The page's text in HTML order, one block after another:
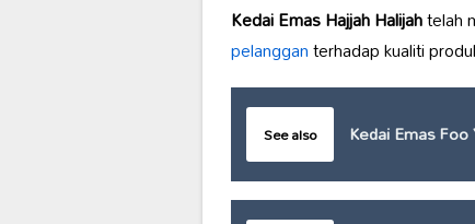
Kedai Emas Hajjah Halijahtelah
pelangganterhadap kualiti
See also Kedai Emas Foo